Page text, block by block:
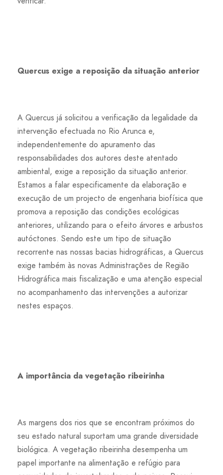
Quercus exige a reposição da situação anterior
A Quercus já solicitou a verificação da legalidade da
intervenção efectuada no Rio Arunca e,
independentemente do apuramento das
responsabilidades dos autores deste atentado
ambiental, exige a reposição da situação anterior.
Estamos a falar especificamente da elaboração e
execução de um projecto de engenharia biofísica que
promova a reposição das condições ecológicas
anteriores, utilizando para o efeito árvores e arbustos
autóctones. Sendo este um tipo de situação
recorrente nas nossas bacias hidrográficas, a Quercus
exige também às novas Administrações de Região
Hidrográfica mais fiscalização e uma atenção especial
no acompanhamento das intervenções a autorizar
nestes espaços.
A importância da vegetação ribeirinha
As margens dos rios que se encontram próximos do
seu estado natural suportam uma grande diversidade
biológica. A vegetação ribeirinha desempenha um
papel importante na alimentação e refúgio para